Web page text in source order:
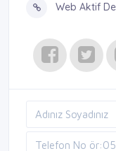
Web Aktif